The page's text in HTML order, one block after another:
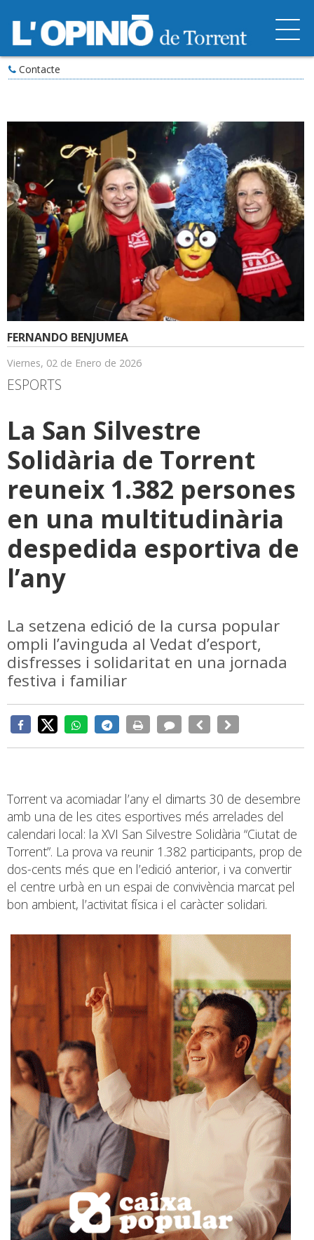
Contacte
FERNANDO BENJUMEA
Viernes, 02 de Enero de 2026
ESPORTS
La San Silvestre
Solidària de Torrent
reuneix 1.382 persones
en una multitudinària
despedida esportiva de
l’any
La setzena edició de la cursa popular
ompli l’avinguda al Vedat d’esport,
disfresses i solidaritat en una jornada
festiva i familiar
Torrent va acomiadar l’any el dimarts 30 de desembre
amb una de les cites esportives més arrelades del
calendari local: la XVI San Silvestre Solidària “Ciutat de
Torrent”. La prova va reunir 1.382 participants, prop de
dos-cents més que en l’edició anterior, i va convertir
el centre urbà en un espai de convivència marcat pel
bon ambient, l’activitat física i el caràcter solidari.